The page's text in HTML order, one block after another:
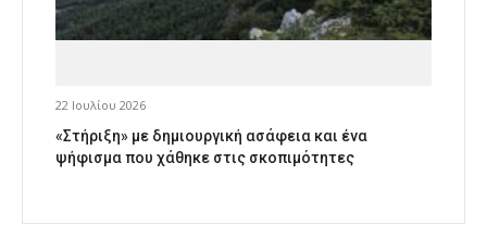
22 Ιουλίου 2026
«Στήριξη» με δημιουργική ασάφεια και ένα
ψήφισμα που χάθηκε στις σκοπιμότητες